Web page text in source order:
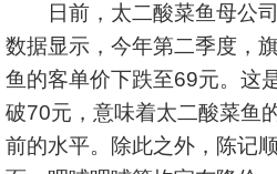
日前，太二酸菜鱼母公司
数据显示，今年第二季度，
鱼的客单价下跌至69元。这
破70元，意味着太二酸菜鱼
前的水平。除此之外，陈记